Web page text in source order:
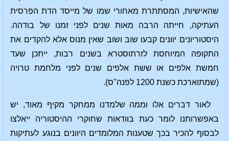
שהאישיות, המסתתרת מאחורי שמו של מייסד הדת הפרסית
העתיקה, חייתה הרבה מאות שנים לפני זמנו של בודהה.
היסטוריונים יוונים קבעו שוב ושוב שאין מנוס אלא להקדים את
התקופה המיוחסת לזרתוסטרא בשנים רבות, ייתכן שעד
חמשת אלפים או ששת אלפים שנים לפני מלחמת טרויה
(שמתוארכת כשנת 1200 לפנה"ס).
לאור דברים אלו וממה שלמדנו ממחקר מקיף מאוד, יש
באפשרותנו לומר כעת בוודאות שחוקרי ההיסטוריה ייאלצו
לבסוף להכיר בכך שטענות המלומדים היוונים בנוגע לעתיקות